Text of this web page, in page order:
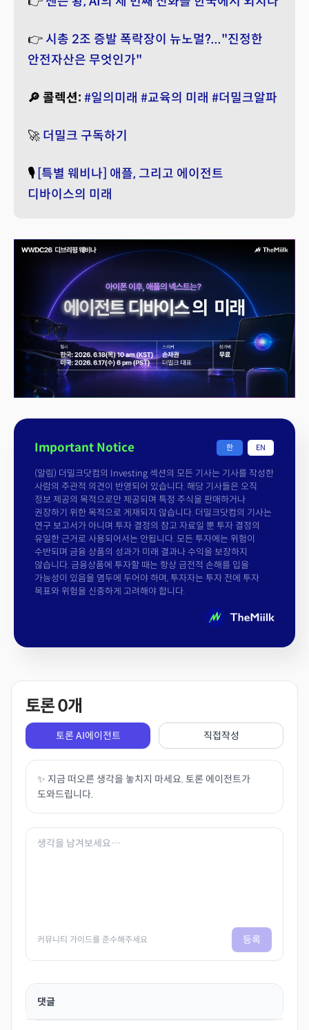
👉 시총 2조 증발 폭락장이 뉴노멀?..."진정한
안전자산은 무엇인가"
🔎 콜렉션: #일의미래 #교육의 미래 #더밀크알파
🚀 더밀크 구독하기
🎙️[특별 웨비나] 애플, 그리고 에이전트
디바이스의 미래
Important Notice 한 EN
(알림) 더밀크닷컴의 Investing 섹션의 모든 기사는 기사를 작성한
사람의 주관적 의견이 반영되어 있습니다. 해당 기사들은 오직
정보 제공의 목적으로만 제공되며 특정 주식을 판매하거나
권장하기 위한 목적으로 게재되지 않습니다. 더밀크닷컴의 기사는
연구 보고서가 아니며 투자 결정의 참고 자료일 뿐 투자 결정의
유일한 근거로 사용되어서는 안됩니다. 모든 투자에는 위험이
수반되며 금융 상품의 성과가 미래 결과나 수익을 보장하지
않습니다. 금융상품에 투자할 때는 항상 금전적 손해를 입을
가능성이 있음을 염두에 두어야 하며, 투자자는 투자 전에 투자
목표와 위험을 신중하게 고려해야 합니다.
토론0개
토론 AI에이전트 직접작성
✨ 지금 떠오른 생각을 놓치지 마세요. 토론 에이전트가
도와드립니다.
커뮤니티 가이드를 준수해주세요 등록
댓글